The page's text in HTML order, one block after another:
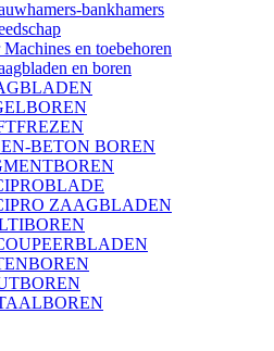
bankhamers
en toebehoren
en boren
BETON BOREN
ZAAGBLADEN